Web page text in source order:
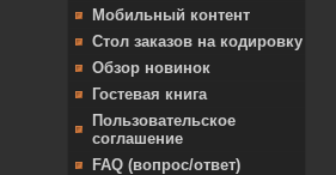
Мобильный контент
Стол заказов на кодировку
Обзор новинок
Гостевая книга
Пользовательское
соглашение
FAQ (вопрос/ответ)